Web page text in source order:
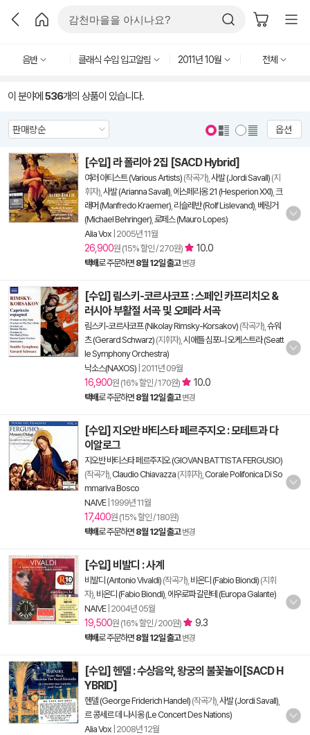
음반 클래식 수입 입고알림 2011년 10월 전체
이 분야에 536개의 상품이 있습니다.
옵션
[수입] 라 폴리아 2집 [SACD Hybrid]
여러 아티스트 (Various Artists) (작곡가), 사발 (Jordi Savall) (지
휘자), 사발 (Arianna Savall) 에스페리옹 21 (Hesperion XXI) 크
래머 (Manfredo Kraemer) 리슬레반 (Rolf Lislevand) 베링거
(Michael Behringer) 로페스 (Mauro Lopes)
Alia Vox 2005년 11월
26,900원 (15% 할인 / 270원) 10.0
택배로 주문하면 8월 12일 출고 변경
[수입] 림스키-코르사코프 : 스페인 카프리치오 &
러시아 부활절 서곡 및 오페라 서곡
림스키-코르사코프 (Nikolay Rimsky-Korsakov) (작곡가), 슈워
츠 (Gerard Schwarz) (지휘자), 시애틀 심포니 오케스트라 (Seatt
le Symphony Orchestra)
낙소스(NAXOS) 2011년 09월
16,900원 (16% 할인 / 170원) 10.0
택배로 주문하면 8월 12일 출고 변경
[수입] 지오반 바티스타 페르주지오 : 모테트과 다
이알로그
지오반 바티스타 페르주지오 (GIOVAN BATTISTA FERGUSIO)
(작곡가), Claudio Chiavazza (지휘자), Corale Polifonica Di So
mmariva Bosco
NAIVE| 1999년 11월
17,400원 (15% 할인 / 180원)
택배로 주문하면 8월 12일 출고 변경
[수입] 비발디 : 사계
비발디 (Antonio Vivaldi) (작곡가), 비온디 (Fabio Biondi) (지휘
자), 비온디 (Fabio Biondi) 에우로파 갈란테 (Europa Galante)
NAIVE| 2004년 05월
19,500원 (16% 할인 / 200원) 9.3
택배로 주문하면 8월 12일 출고 변경
[수입] 헨델 : 수상음악, 왕궁의 불꽃놀이[SACD H
YBRID]
헨델 (George Friderich Handel) (작곡가), 사발 (Jordi Savall)
르 콩세르 데 나시옹 (Le Concert Des Nations)
Alia Vox 2008년 12월